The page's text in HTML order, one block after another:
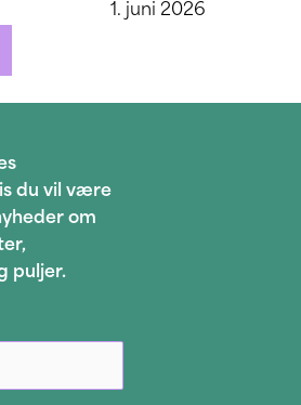
1. juni 2026
du vil være
om
puljer.